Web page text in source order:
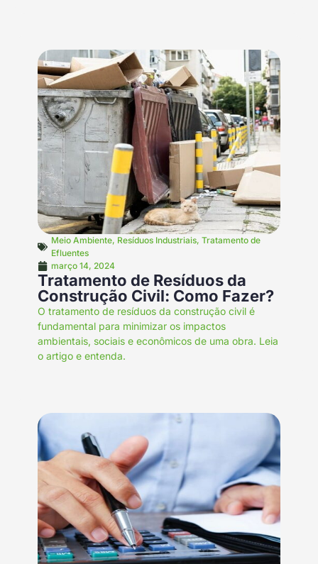
Meio Ambiente, Resíduos Industriais, Tratamento de
Efluentes
março 14, 2024
Tratamento de Resíduos da
Construção Civil: Como Fazer?
O tratamento de resíduos da construção civil é
fundamental para minimizar os impactos
ambientais, sociais e econômicos de uma obra. Leia
o artigo e entenda.